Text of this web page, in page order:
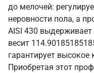
до мелочей:
неровности пола, а
AISI 430
весит
гарантирует высокое
Приобретая этот